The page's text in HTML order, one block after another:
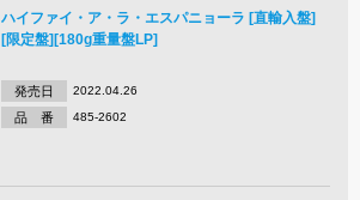
ハイファイ・ア・ラ・エスパニョーラ [直輸入盤]
[限定盤][180g重量盤LP]
発売日 2022.04.26
品 番 485-2602